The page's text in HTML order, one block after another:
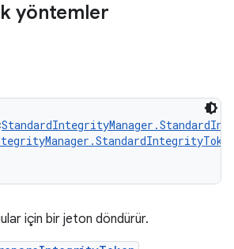
yöntemler
için bir jeton döndürür.